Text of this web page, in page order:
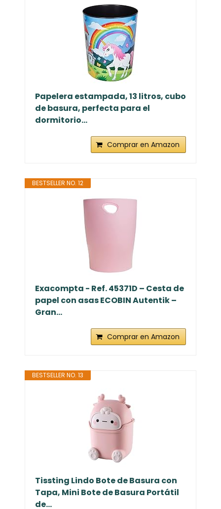
Papelera estampada, 13 litros, cubo
de basura, perfecta para el
dormitorio...
Comprar en Amazon
BESTSELLER NO. 12
Exacompta - Ref. 45371D – Cesta de
papel con asas ECOBIN Autentik –
Gran...
Comprar en Amazon
BESTSELLER NO. 13
Tissting Lindo Bote de Basura con
Tapa, Mini Bote de Basura Portátil
de...